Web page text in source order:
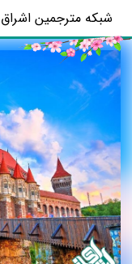
شبکه مترجمین اشراق